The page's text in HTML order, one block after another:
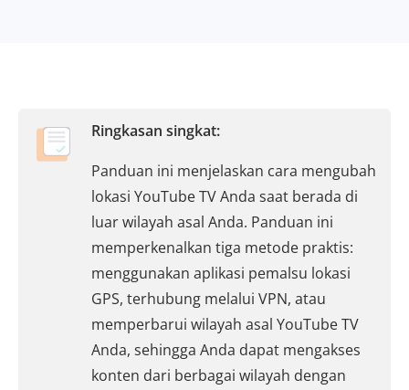
Ringkasan singkat:
Panduan ini menjelaskan cara mengubah
lokasi YouTube TV Anda saat berada di
luar wilayah asal Anda. Panduan ini
memperkenalkan tiga metode praktis:
menggunakan aplikasi pemalsu lokasi
GPS, terhubung melalui VPN, atau
memperbarui wilayah asal YouTube TV
Anda, sehingga Anda dapat mengakses
konten dari berbagai wilayah dengan